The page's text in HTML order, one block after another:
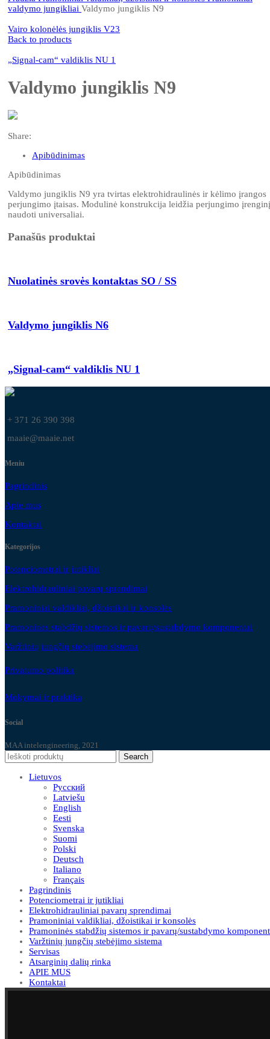
valdymo jungikliai Valdymo jungiklis N9
Vairo kolonėlės jungiklis V23
Back to products
„Signal-cam“ valdiklis NU 1
Valdymo jungiklis N9
Share:
Apibūdinimas
Apibūdinimas
Valdymo jungiklis N9 yra tvirtas elektrohidraulinės ir kėlimo įrangos
perjungimo įtaisas. Modulinė konstrukcija leidžia perjungimo įrenginį
naudoti universaliai.
Panašūs produktai
Nuolatinės srovės kontaktas SO / SS
Valdymo jungiklis N6
„Signal-cam“ valdiklis NU 1
+ 371 26 390 398
maaie@maaie.net
Meniu
Pagrindinis
Apie mus
Kontaktai
Kategorijos
Potenciometrai ir jutikliai
Elektrohidrauliniai pavarų sprendimai
Pramoniniai valdikliai, džoistikai ir konsolės
Pramoninės stabdžių sistemos ir pavarų/sustabdymo komponentai
Varžtinių jungčių stebėjimo sistema
Privatumo politika
Mokymai ir praktika
Social
MAA intelengineering, 2021
Search
Lietuvos
Русский
Latviešu
English
Eesti
Svenska
Suomi
Polski
Deutsch
Italiano
Français
Pagrindinis
Potenciometrai ir jutikliai
Elektrohidrauliniai pavarų sprendimai
Pramoniniai valdikliai, džoistikai ir konsolės
Pramoninės stabdžių sistemos ir pavarų/sustabdymo
Varžtinių jungčių stebėjimo sistema
Servisas
Atsarginių dalių rinka
APIE MUS
Kontaktai